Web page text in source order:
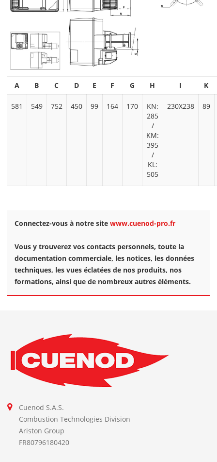
A B C D E F G H I K
581 549 752 450 99 164 170
KN:
285
/
KM:
395
/
KL:
505
230X238 89
Connectez-vous à notre site www.cuenod-pro.fr
Vous y trouverez vos contacts personnels, toute la
documentation commerciale, les notices, les données
techniques, les vues éclatées de nos produits, nos
formations, ainsi que de nombreux autres éléments.
Cuenod S.A.S.
Combustion Technologies Division
Ariston Group
FR80796180420